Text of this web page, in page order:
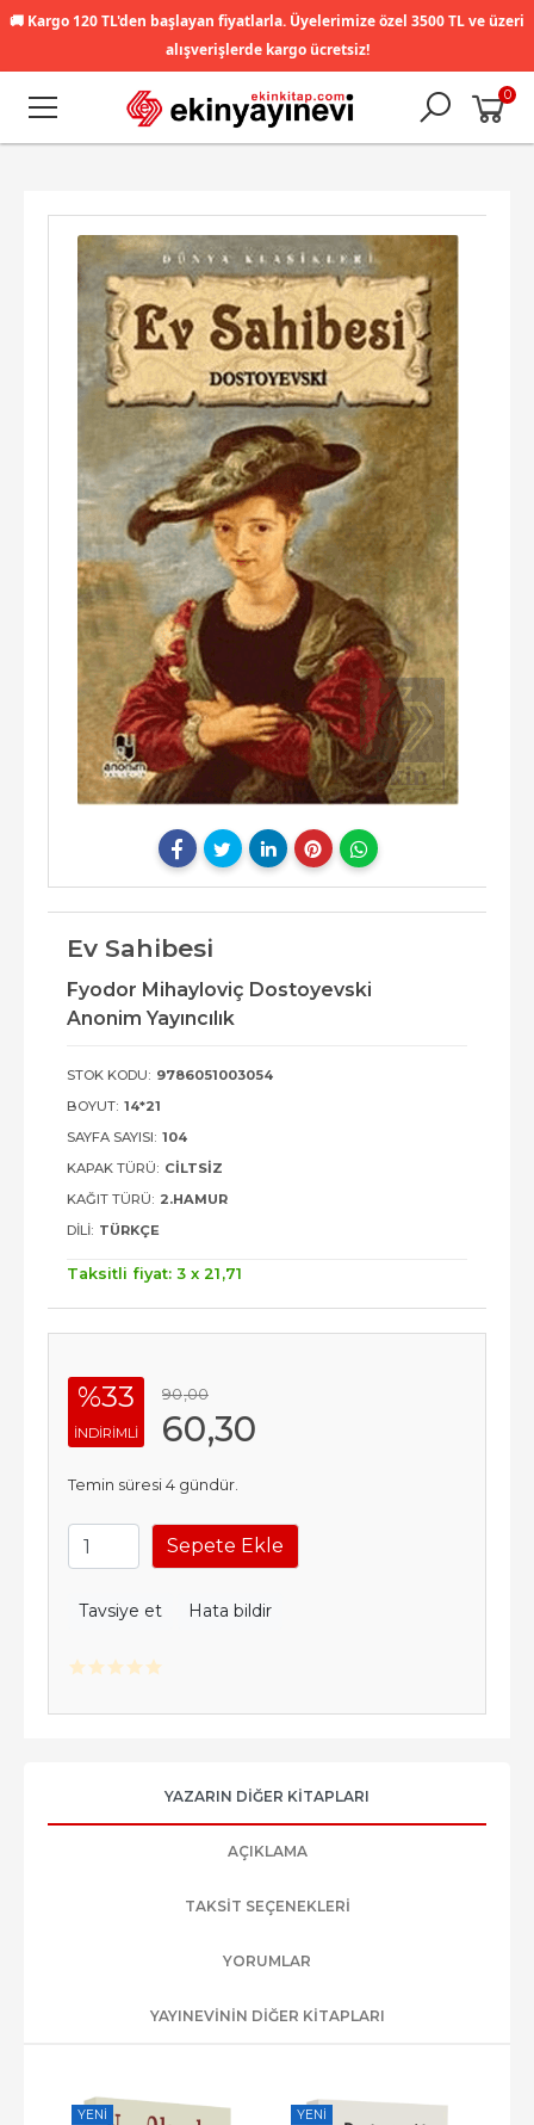
🚚 Kargo 120 TL'den başlayan fiyatlarla. Üyelerimize özel 3500 TL ve üzeri
alışverişlerde kargo ücretsiz!
0
Ev Sahibesi
Fyodor Mihayloviç Dostoyevski
Anonim Yayıncılık
STOK KODU: 9786051003054
BOYUT: 14*21
SAYFA SAYISI: 104
KAPAK TÜRÜ: CILTSIZ
KAĞIT TÜRÜ: 2.HAMUR
DILI: TÜRKÇE
Taksitli fiyat: 3 x 21 ,71
%33
INDIRIMLI
90,00
60,30
Temin süresi 4 gündür.
Sepete Ekle
Tavsiye et Hata bildir
YAZARIN DIĞER KITAPLARI
AÇIKLAMA
TAKSIT SEÇENEKLERI
YORUMLAR
YAYINEVININ DIĞER KITAPLARI
YENI
YENI